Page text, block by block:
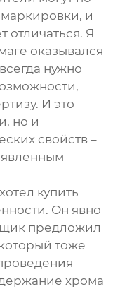
маркировки, и
отличаться. Я
оказывался
нужно
И это
но и
свойств –
купить
Он явно
предложил
тоже
хрома